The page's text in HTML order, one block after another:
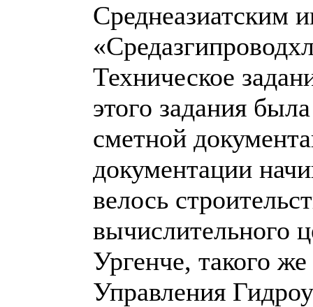
Среднеазиатским
Техническое
этого задания
сметной
документации
велось
вычислительного
Ургенче, такого
Управления